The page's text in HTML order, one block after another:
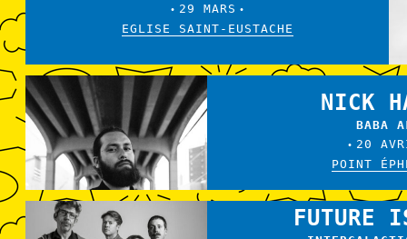
• 29 MARS •
EGLISE SAINT-EUSTACHE
NICK
BABA
• 20
POINT
FUTURE